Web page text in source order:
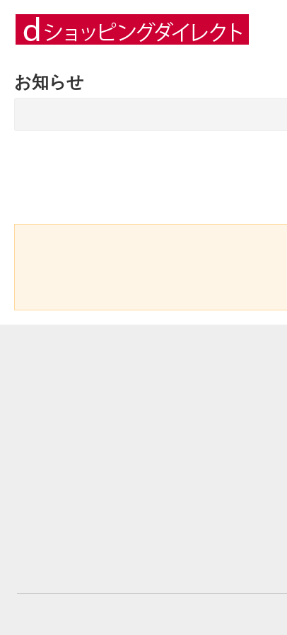
お知らせ